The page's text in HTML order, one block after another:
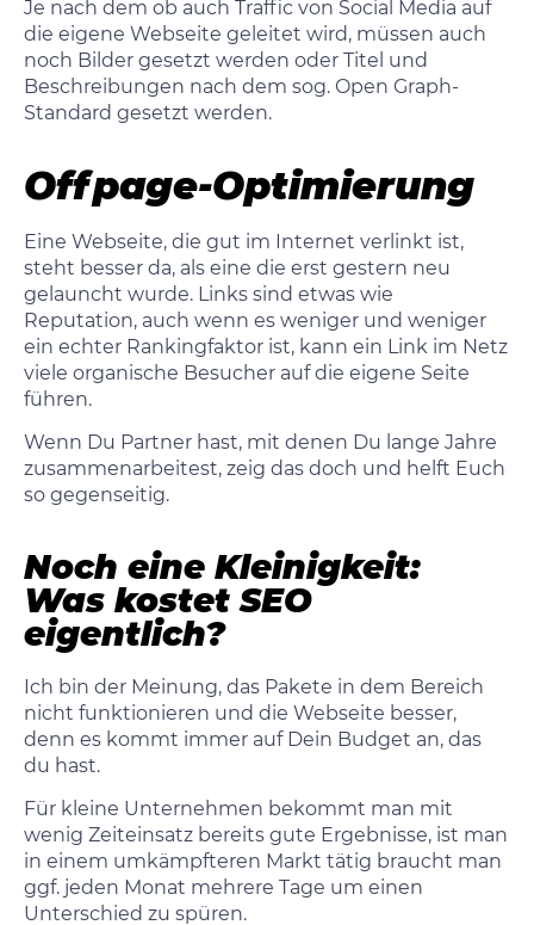
Je nach dem ob auch Traffic von Social Media auf
die eigene Webseite geleitet wird, müssen auch
noch Bilder gesetzt werden oder Titel und
Beschreibungen nach dem sog. Open Graph-
Standard gesetzt werden.
Offpage-Optimierung
Eine Webseite, die gut im Internet verlinkt ist,
steht besser da, als eine die erst gestern neu
gelauncht wurde. Links sind etwas wie
Reputation, auch wenn es weniger und weniger
ein echter Rankingfaktor ist, kann ein Link im Netz
viele organische Besucher auf die eigene Seite
führen.
Wenn Du Partner hast, mit denen Du lange Jahre
zusammenarbeitest, zeig das doch und helft Euch
so gegenseitig.
Noch eine Kleinigkeit:
Was kostet SEO
eigentlich?
Ich bin der Meinung, das Pakete in dem Bereich
nicht funktionieren und die Webseite besser,
denn es kommt immer auf Dein Budget an, das
du hast.
Für kleine Unternehmen bekommt man mit
wenig Zeiteinsatz bereits gute Ergebnisse, ist man
in einem umkämpfteren Markt tätig braucht man
ggf. jeden Monat mehrere Tage um einen
Unterschied zu spüren.